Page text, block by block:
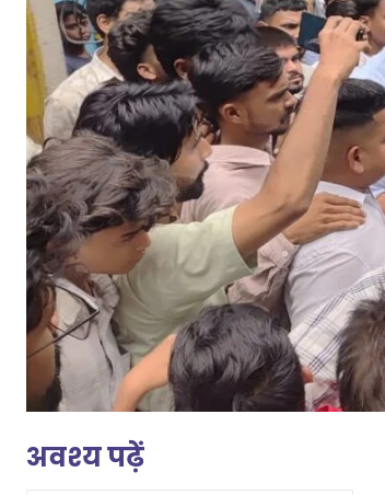
अवश्य पढ़ें